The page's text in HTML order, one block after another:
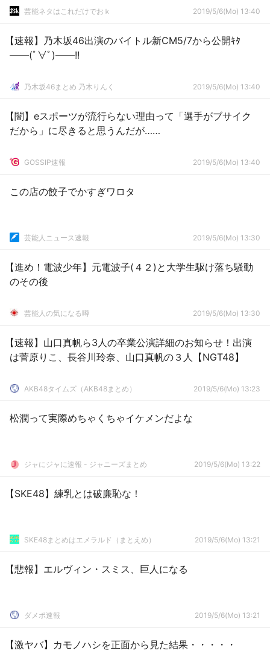
芸能ネタはこれだけでおｋ 2019/5/6(Mo) 13:40
【速報】乃木坂46出演のバイトル新CM5/7から公開ｷﾀ
――(ﾟ∀ﾟ)――!!
乃木坂46まとめ 乃木りんく 2019/5/6(Mo) 13:40
【闇】eスポーツが流行らない理由って「選手がブサイク
だから」に尽きると思うんだが……
GOSSIP速報 2019/5/6(Mo) 13:40
この店の餃子でかすぎワロタ
芸能人ニュース速報 2019/5/6(Mo) 13:30
【進め！電波少年】元電波子(４２)と大学生駆け落ち騒動
のその後
芸能人の気になる噂 2019/5/6(Mo) 13:30
【速報】山口真帆ら3人の卒業公演詳細のお知らせ！出演
は菅原りこ、長谷川玲奈、山口真帆の３人【NGT48】
AKB48タイムズ（AKB48まとめ） 2019/5/6(Mo) 13:23
松潤って実際めちゃくちゃイケメンだよな
ジャにジャに速報 - ジャニーズまとめ 2019/5/6(Mo) 13:22
【SKE48】練乳とは破廉恥な！
SKE48まとめはエメラルド（まとえめ） 2019/5/6(Mo) 13:21
【悲報】エルヴィン・スミス、巨人になる
ダメポ速報 2019/5/6(Mo) 13:21
【激ヤバ】カモノハシを正面から見た結果・・・・・